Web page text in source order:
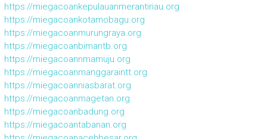
https://miegacoankepulauanmerantiriau.org
https://miegacoankotamobagu.org
https://miegacoanmurungraya.org
https://miegacoanbimantb.org
https://miegacoannmamuju.org
https://miegacoanmanggaraintt.org
https://miegacoanniasbarat.org
https://miegacoanmagetan.org
https://miegacoanbadung.org
https://miegacoantabanan.org